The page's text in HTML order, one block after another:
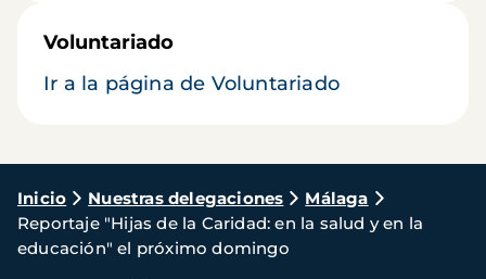
Voluntariado
Ir a la página de Voluntariado
Ruta
de
navegación
Inicio Nuestras delegaciones
Málaga
Reportaje "Hijas de la Caridad: en la salud y en la
educación" el próximo domingo